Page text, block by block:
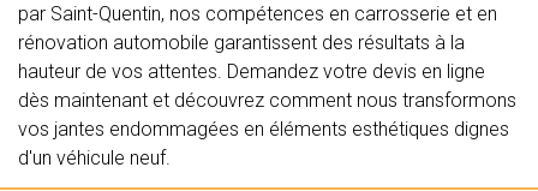
par Saint-Quentin, nos compétences en carrosserie et en
rénovation automobile garantissent des résultats à la
hauteur de vos attentes. Demandez votre devis en ligne
dès maintenant et découvrez comment nous transformons
vos jantes endommagées en éléments esthétiques dignes
d'un véhicule neuf.